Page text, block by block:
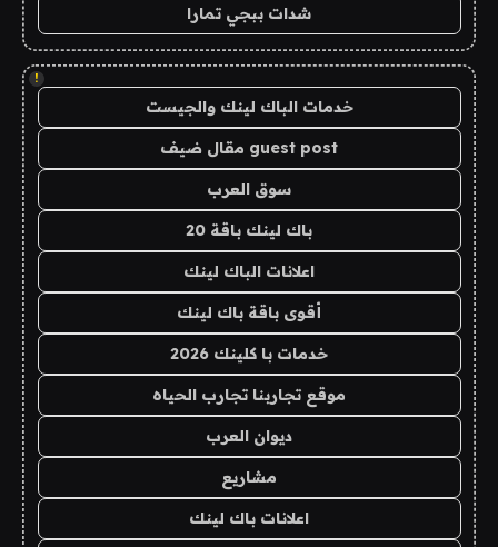
شدات ببجي تمارا
!
خدمات الباك لينك والجيست
guest post مقال ضيف
سوق العرب
باك لينك باقة 20
اعلانات الباك لينك
أقوى باقة باك لينك
خدمات با كلينك 2026
موقع تجاربنا تجارب الحياه
ديوان العرب
مشاريع
اعلانات باك لينك